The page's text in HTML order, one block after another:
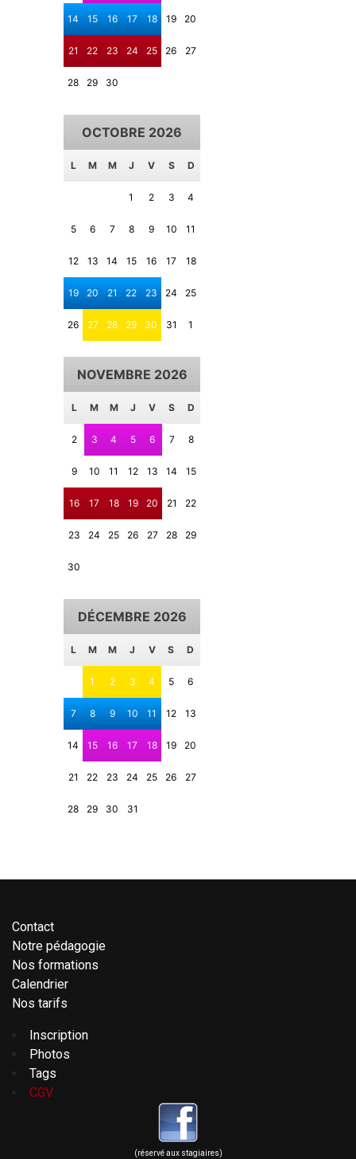
14 15 16 17 18 19 20
21 22 23 24 25 26 27
28 29 30
OCTOBRE 2026
L M M J V S D
1 2 3 4
5 6 7 8 9 10 11
12 13 14 15 16 17 18
19 20 21 22 23 24 25
26 27 28 29 30 31 1
NOVEMBRE 2026
L M M J V S D
2 3 4 5 6 7 8
9 10 11 12 13 14 15
16 17 18 19 20 21 22
23 24 25 26 27 28 29
30
DÉCEMBRE 2026
L M M J V S D
1 2 3 4 5 6
7 8 9 10 11 12 13
14 15 16 17 18 19 20
21 22 23 24 25 26 27
28 29 30 31
Contact
Notre pédagogie
Nos formations
Calendrier
Nos tarifs
Inscription
Photos
Tags
CGV
(réservé aux stagiaires)